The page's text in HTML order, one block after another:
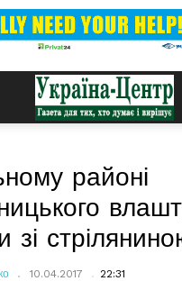
районі
зі
10.04.2017 22:31